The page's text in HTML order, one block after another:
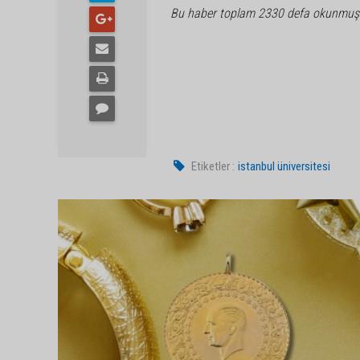
Bu haber toplam 2330 defa
Etiketler : istanbul üniversitesi